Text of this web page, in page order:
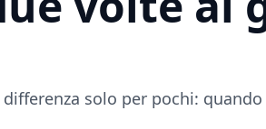
solo per pochi: quando